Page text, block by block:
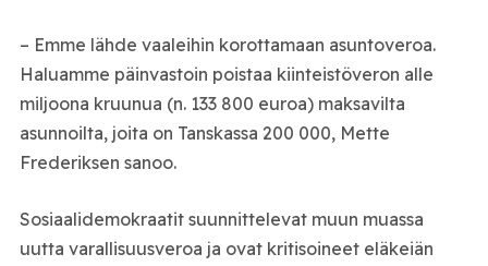
– Emme lähde vaaleihin korottamaan asuntoveroa.
Haluamme päinvastoin poistaa kiinteistöveron alle
miljoona kruunua (n. 133 800 euroa) maksavilta
asunnoilta, joita on Tanskassa 200 000, Mette
Frederiksen sanoo.
Sosiaalidemokraatit suunnittelevat muun muassa
uutta varallisuusveroa ja ovat kritisoineet eläkeiän